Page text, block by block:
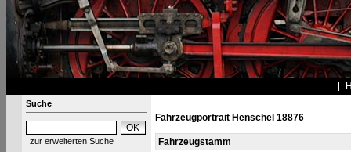
Suche
zur erweiterten Suche
Fahrzeugportrait Henschel 18876
Fahrzeugstamm